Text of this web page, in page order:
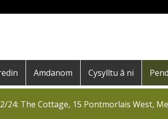
Amdanom Cysylltu â ni
24: The Cottage, 15 Pontmorlais West,